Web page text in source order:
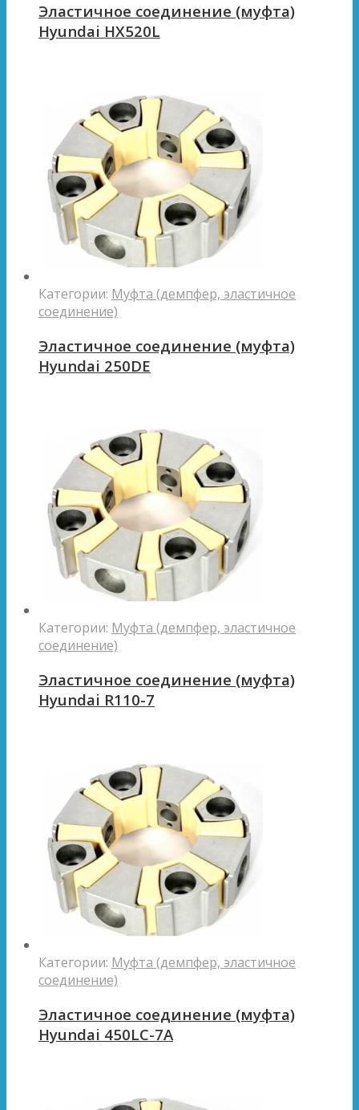
Эластичное соединение (муфта)
Hyundai HX520L
Категории: Муфта (демпфер, эластичное
соединение)
Эластичное соединение (муфта)
Hyundai 250DE
Категории: Муфта (демпфер, эластичное
соединение)
Эластичное соединение (муфта)
Hyundai R110-7
Категории: Муфта (демпфер, эластичное
соединение)
Эластичное соединение (муфта)
Hyundai 450LC-7A